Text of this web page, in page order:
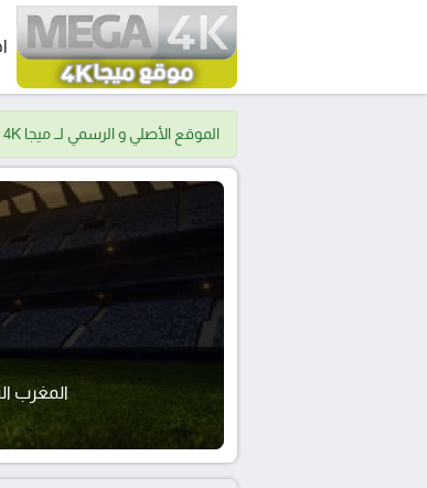
الموقع الأصلي و الرسمي لــ ميجا 4K , ولا يوجد لدينا موقع اخر.
المغرب